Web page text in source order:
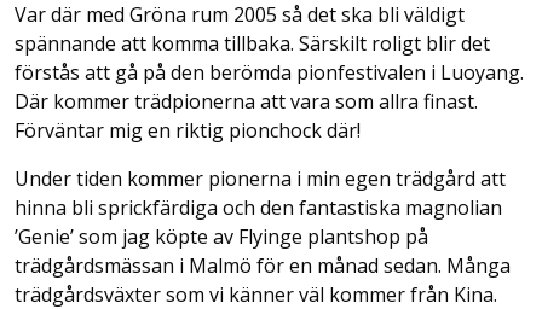
Var där med Gröna rum 2005 så det ska bli väldigt
spännande att komma tillbaka. Särskilt roligt blir det
förstås att gå på den berömda pionfestivalen i Luoyang.
Där kommer trädpionerna att vara som allra finast.
Förväntar mig en riktig pionchock där!
Under tiden kommer pionerna i min egen trädgård att
hinna bli sprickfärdiga och den fantastiska magnolian
’Genie’ som jag köpte av Flyinge plantshop på
trädgårdsmässan i Malmö för en månad sedan. Många
trädgårdsväxter som vi känner väl kommer från Kina.